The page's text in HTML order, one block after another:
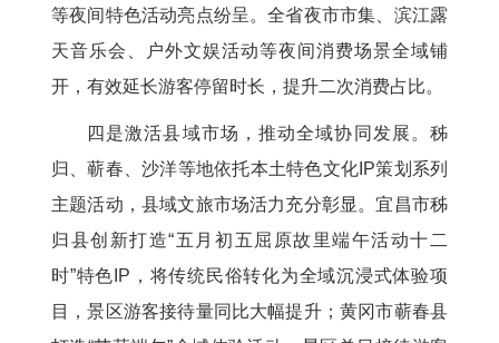
等夜间特色活动亮点纷呈。全省夜市市集、滨江露
天音乐会、户外文娱活动等夜间消费场景全域铺
开，有效延长游客停留时长，提升二次消费占比。
四是激活县域市场，推动全域协同发展。秭
归、蕲春、沙洋等地依托本土特色文化IP策划系列
主题活动，县域文旅市场活力充分彰显。宜昌市秭
归县创新打造“五月初五屈原故里端午活动十二
时”特色IP，将传统民俗转化为全域沉浸式体验项
目，景区游客接待量同比大幅提升；黄冈市蕲春县